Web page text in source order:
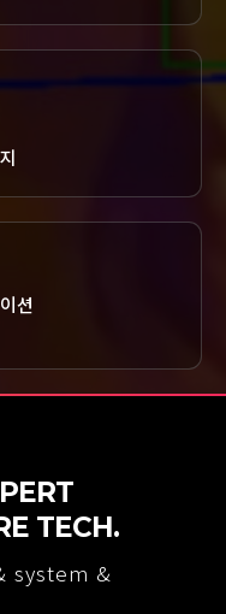
션
TECH.
system &